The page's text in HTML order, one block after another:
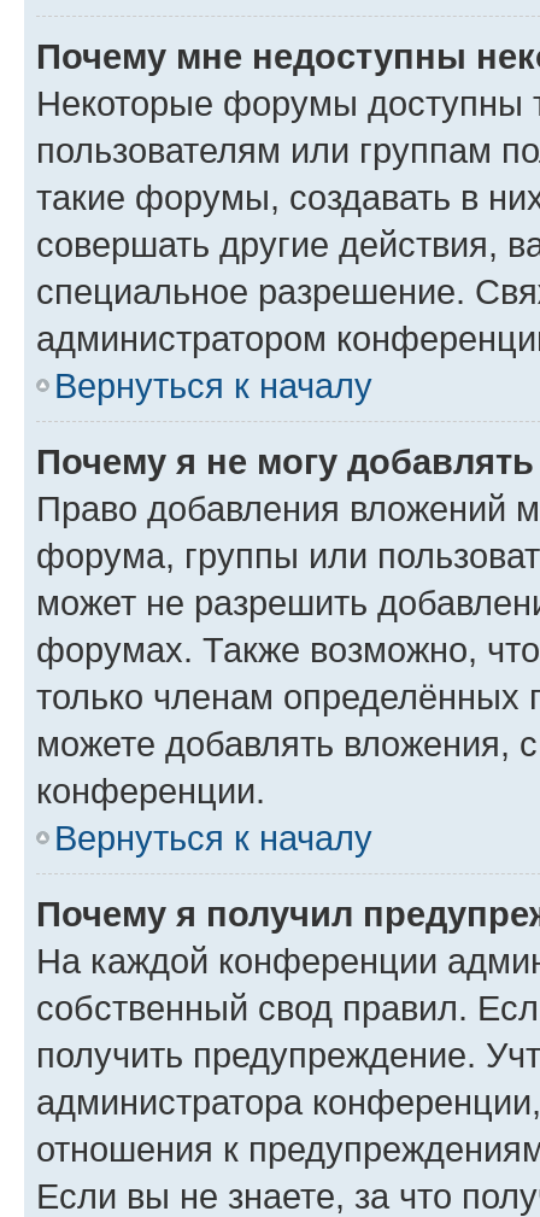
Почему мне недоступны
Некоторые форумы доступны
пользователям или группам
такие форумы, создавать в
совершать другие действия,
специальное разрешение.
администратором
Вернуться к началу
Почему я не могу
Право добавления вложений
форума, группы или
может не разрешить
форумах. Также возможно,
только членам определённых
можете добавлять вложения,
конференции.
Вернуться к началу
Почему я получил
На каждой конференции
собственный свод правил.
получить предупреждение.
администратора
отношения к
Если вы не знаете, за что